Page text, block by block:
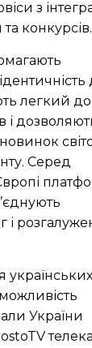
з
та конкурсів.
легкий
і
Серед
і
України